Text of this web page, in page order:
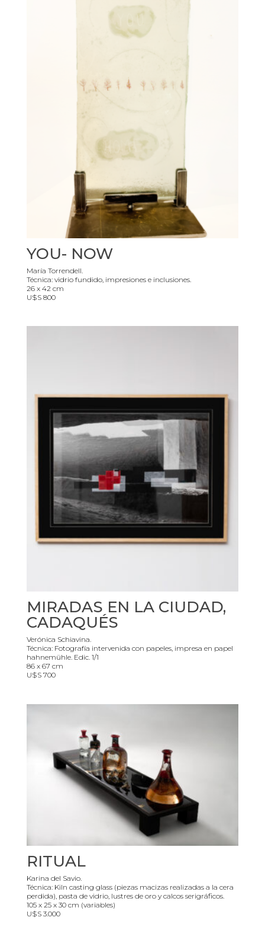
YOU- NOW
María Torrendell.
Técnica: vidrio fundido, impresiones e inclusiones.
26 x 42 cm
U$S 800
MIRADAS EN LA CIUDAD,
CADAQUÉS
Verónica Schiavina.
Técnica: Fotografía intervenida con papeles, impresa en papel
hahnemühle. Edic. 1/1
86 x 67 cm
U$S 700
RITUAL
Karina del Savio.
Técnica: Kiln casting glass (piezas macizas realizadas a la cera
perdida), pasta de vidrio, lustres de oro y calcos serigráficos.
105 x 25 x 30 cm (variables)
U$S 3.000